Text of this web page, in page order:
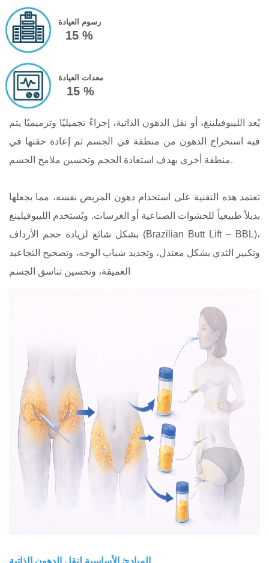
رسوم العيادة
15 %
معدات العيادة
15 %
يُعد الليبوفيلينغ، أو نقل الدهون الذاتية، إجراءً تجميليًا وترميميًا يتم
فيه استخراج الدهون من منطقة في الجسم ثم إعادة حقنها في
منطقة أخرى بهدف استعادة الحجم وتحسين ملامح الجسم.
تعتمد هذه التقنية على استخدام دهون المريض نفسه، مما يجعلها
بديلاً طبيعياً للحشوات الصناعية أو الغرسات. ويُستخدم الليبوفيلينغ
بشكل شائع لزيادة حجم الأرداف (Brazilian Butt Lift – BBL)،
وتكبير الثدي بشكل معتدل، وتجديد شباب الوجه، وتصحيح التجاعيد
العميقة، وتحسين تناسق الجسم